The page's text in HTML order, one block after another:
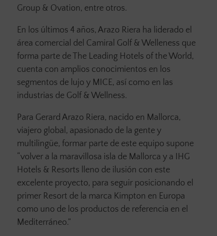
Group & Ovation, entre otros.
En los últimos 4 años, Arazo Riera ha liderado el
área comercial del Camiral Golf & Welleness que
forma parte de The Leading Hotels of the World,
cuenta con amplios conocimientos en los
segmentos de lujo y MICE, así como en las
industrias de Golf & Wellness.
Para Gerard Arazo Riera, nacido en Mallorca,
viajero global, apasionado de la gente y
multilingüe, formar parte de este equipo supone
“volver a la maravillosa isla de Mallorca y a IHG
Hotels & Resorts lleno de ilusión con este
excelente proyecto, para seguir posicionando el
primer Resort de la marca Kimpton en Europa
como uno de los productos de referencia en el
Mediterráneo.”